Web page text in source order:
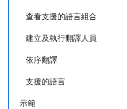
查看支援的語言組合
建立及執行翻譯人員
依序翻譯
支援的語言
示範